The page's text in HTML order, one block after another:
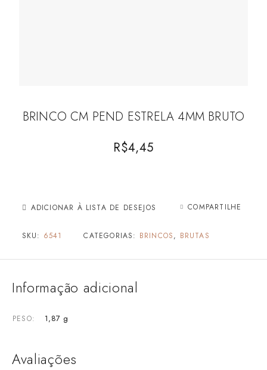
BRINCO CM PEND ESTRELA 4MM BRUTO
R$4,45
ADICIONAR À LISTA DE DESEJOS COMPARTILHE
SKU: 6541 CATEGORIAS: BRINCOS, BRUTAS
Informação adicional
PESO 1,87 g
Avaliações